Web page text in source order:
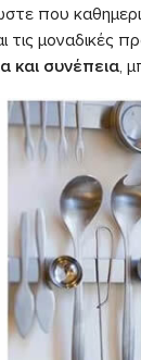
που
τις μοναδικές
και συνέπεια,